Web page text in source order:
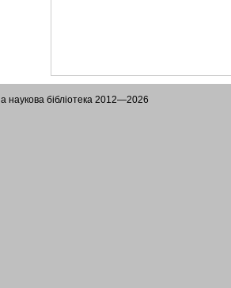
наукова бібліотека 2012—2026